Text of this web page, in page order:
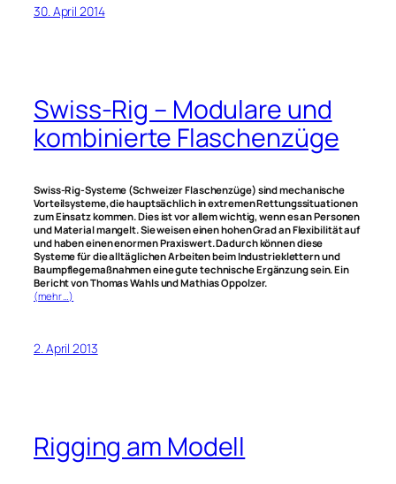
30. April 2014
Swiss-Rig – Modulare und
kombinierte Flaschenzüge
Swiss-Rig-Systeme (Schweizer Flaschenzüge) sind mechanische
Vorteilsysteme, die hauptsächlich in extremen Rettungssituationen
zum Einsatz kommen. Dies ist vor allem wichtig, wenn es an Personen
und Material mangelt. Sie weisen einen hohen Grad an Flexibilität auf
und haben einen enormen Praxiswert. Dadurch können diese
Systeme für die alltäglichen Arbeiten beim Industrieklettern und
Baumpflegemaßnahmen eine gute technische Ergänzung sein. Ein
Bericht von Thomas Wahls und Mathias Oppolzer.
(mehr …)
2. April 2013
Rigging am Modell